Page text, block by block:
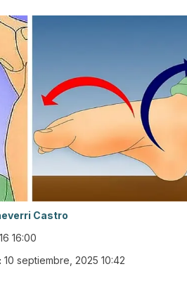
Castro
16:00
10 septiembre, 2025 10:42